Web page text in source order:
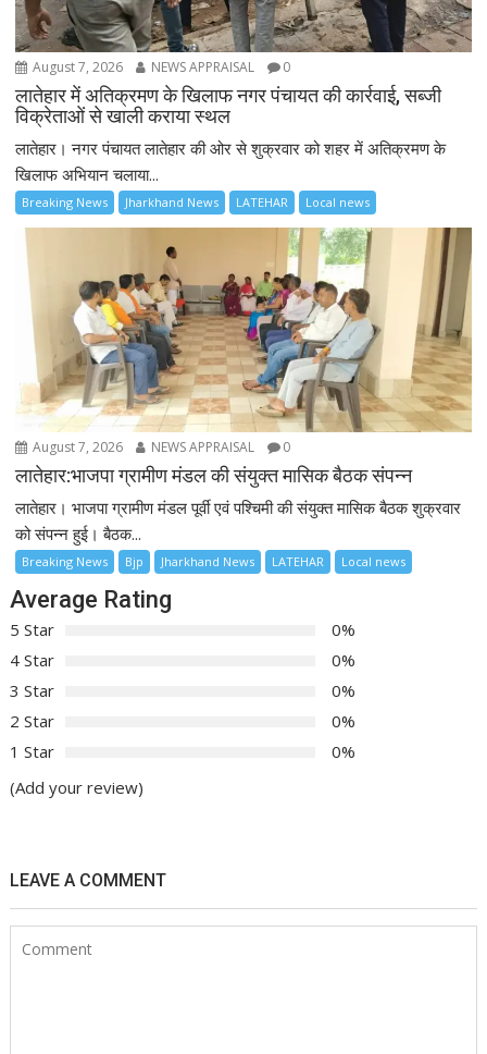
August 7, 2026 NEWS APPRAISAL 0
लातेहार में अतिक्रमण के खिलाफ नगर पंचायत की कार्रवाई, सब्जी
विक्रेताओं से खाली कराया स्थल
लातेहार। नगर पंचायत लातेहार की ओर से शुक्रवार को शहर में अतिक्रमण के
खिलाफ अभियान चलाया...
Breaking News Jharkhand News LATEHAR Local news
August 7, 2026 NEWS APPRAISAL 0
लातेहार:भाजपा ग्रामीण मंडल की संयुक्त मासिक बैठक संपन्न
लातेहार। भाजपा ग्रामीण मंडल पूर्वी एवं पश्चिमी की संयुक्त मासिक बैठक शुक्रवार
को संपन्न हुई। बैठक...
Breaking News Bjp Jharkhand News LATEHAR Local news
Average Rating
5 Star
0%
4 Star
0%
3 Star
0%
2 Star
0%
1 Star
0%
(Add your review)
LEAVE A COMMENT